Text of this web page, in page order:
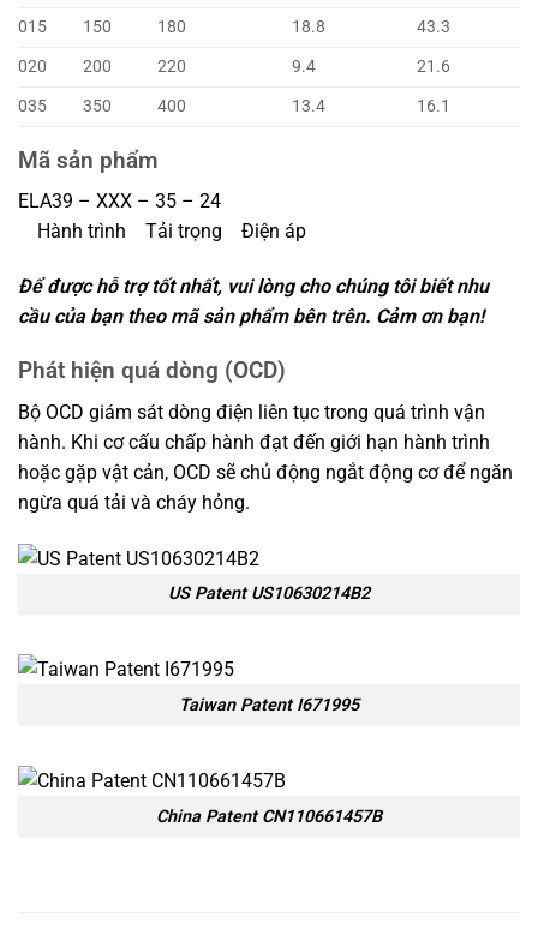
015 150 180 18.8
43.3
020
200 220 9.4
21.6
035
350 400 13.4 16.1
Mã sản phẩm
ELA39 – XXX – 35 – 24
Hành trình Tải trọng Điện áp
Để được hỗ trợ tốt nhất, vui lòng cho chúng tôi biết nhu
cầu của bạn theo mã sản phẩm bên trên. Cảm ơn bạn!
Phát hiện quá dòng (OCD)
Bộ OCD giám sát dòng điện liên tục trong quá trình vận
hành. Khi cơ cấu chấp hành đạt đến giới hạn hành trình
hoặc gặp vật cản, OCD sẽ chủ động ngắt động cơ để ngăn
ngừa quá tải và cháy hỏng.
US Patent US10630214B2
Taiwan Paten​t I671995
China Patent CN110661457B